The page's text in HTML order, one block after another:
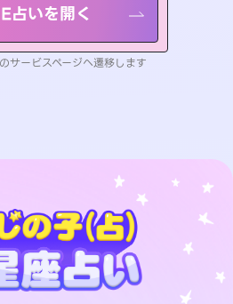
占いを開く
サービスページへ遷移します